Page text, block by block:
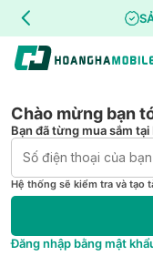
Chào mừng bạn
Bạn đã từng mua sắm
Hệ thống sẽ kiểm tra và tạo
Đăng nhập bằng mật